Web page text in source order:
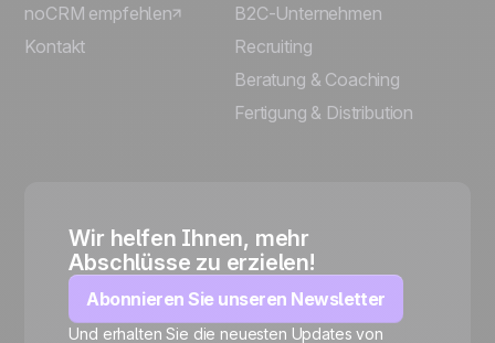
noCRM empfehlen
Kontakt
B2C-Unternehmen
Recruiting
Beratung & Coaching
Fertigung & Distribution
Wir helfen Ihnen, mehr
Abschlüsse zu erzielen!
Abonnieren Sie unseren Newsletter
Und erhalten Sie die neuesten Updates von